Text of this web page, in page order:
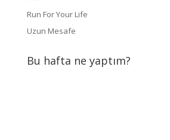
Run For Your Life
Uzun Mesafe
Bu hafta ne yaptım?